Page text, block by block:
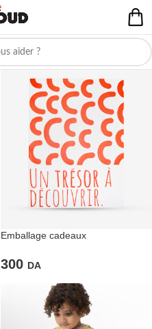
Emballage cadeaux
300 DA